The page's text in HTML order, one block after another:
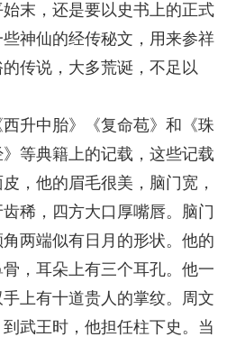
末，还是要以史书上的正式
神仙的经传秘文，用来参祥
传说，大多荒诞，不足以
升中胎》《复命苞》和《珠
等典籍上的记载，这些记载
，他的眉毛很美，脑门宽，
稀，四方大口厚嘴唇。脑门
两端似有日月的形状。他的
，耳朵上有三个耳孔。他一
上有十道贵人的掌纹。周文
武王时，他担任柱下史。当